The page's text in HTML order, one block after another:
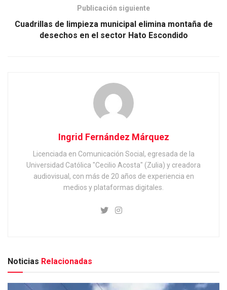
Publicación siguiente
Cuadrillas de limpieza municipal elimina montaña de
desechos en el sector Hato Escondido
Ingrid Fernández Márquez
Licenciada en Comunicación Social, egresada de la
Universidad Católica "Cecilio Acosta" (Zulia) y creadora
audiovisual, con más de 20 años de experiencia en
medios y plataformas digitales.
Noticias Relacionadas